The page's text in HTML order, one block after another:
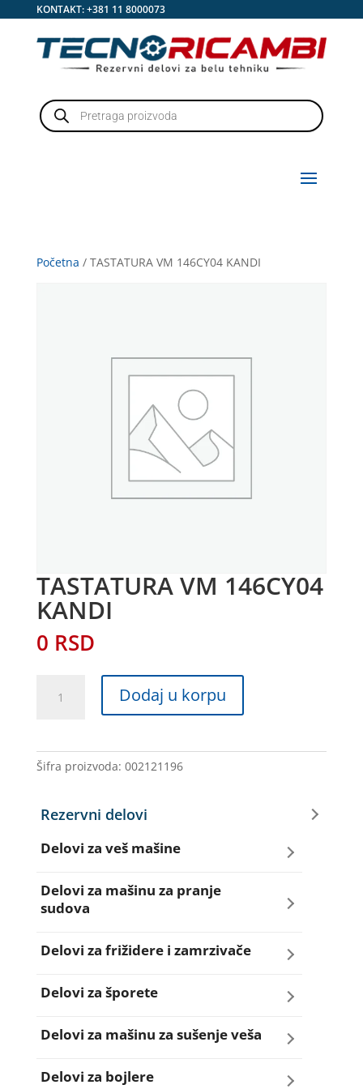
KONTAKT:+381 11 8000073
Products
search
Početna / TASTATURA VM 146CY04 KANDI
TASTATURA VM 146CY04
KANDI
0 RSD
količina
Dodaj u korpu
Šifra proizvoda: 002121196
Rezervni delovi
Delovi za veš mašine
Amortizeri za veš mašinu
Delovi za mašinu za pranje
sudova
Creva za sudo mašine
Dihtunzi za sudo mašine
Elektroventili za sudo mašine
Filteri za sudo mašine
Delovi za frižidere i zamrzivače
Aqua filteri za frižidere
Dihtunzi za frižidere i zamrzivače
Elektronika za frižidere i zamrzivače
Delovi za šporete
Dihtunzi za šporete
Dugmad za šporete
Delovi za mašinu za sušenje veša
Dihtunzi mašine za sušenje veša
Delovi za bojlere